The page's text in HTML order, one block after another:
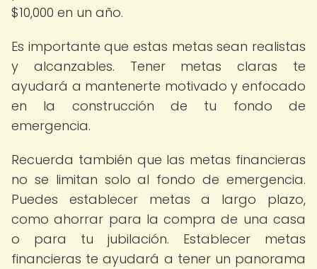
$10,000 en un año.
Es importante que estas metas sean realistas
y alcanzables. Tener metas claras te
ayudará a mantenerte motivado y enfocado
en la construcción de tu fondo de
emergencia.
Recuerda también que las metas financieras
no se limitan solo al fondo de emergencia.
Puedes establecer metas a largo plazo,
como ahorrar para la compra de una casa
o para tu jubilación. Establecer metas
financieras te ayudará a tener un panorama